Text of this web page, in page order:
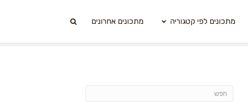
מתכונים לפי קטגוריה מתכונים אחרונים